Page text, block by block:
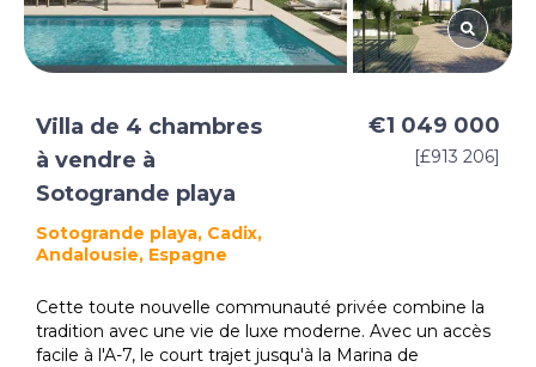
Villa de 4 chambres
à vendre à
Sotogrande playa
Sotogrande playa, Cadix,
Andalousie, Espagne
€1 049 000
[£913 206]
Cette toute nouvelle communauté privée combine la
tradition avec une vie de luxe moderne. Avec un accès
facile à l'A-7, le court trajet jusqu'à la Marina de